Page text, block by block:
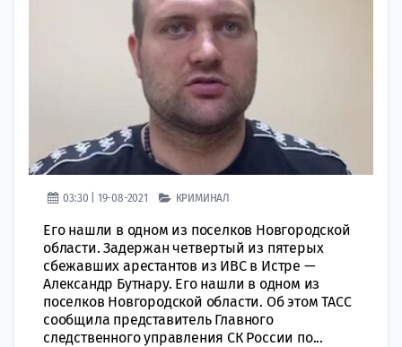
03:30 | 19-08-2021 КРИМИНАЛ
Его нашли в одном из поселков Новгородской
области. Задержан четвертый из пятерых
сбежавших арестантов из ИВС в Истре —
Александр Бутнару. Его нашли в одном из
поселков Новгородской области. Об этом ТАСС
сообщила представитель Главного
следственного управления СК России по...